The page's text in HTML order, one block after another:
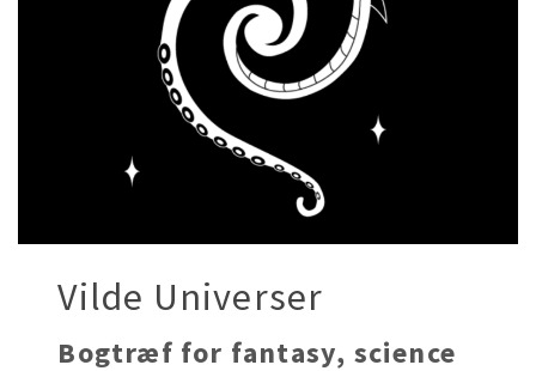
Vilde Universer
Bogtræf for fantasy, science